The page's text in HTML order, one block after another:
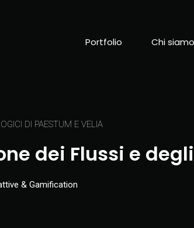
Portfolio Chi siamo
DI PAESTUM E VELIA
dei Flussi e
& Gamification